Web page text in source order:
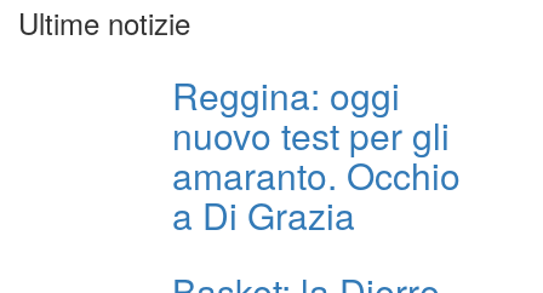
Ultime notizie
Reggina: oggi
nuovo test per gli
amaranto. Occhio
a Di Grazia